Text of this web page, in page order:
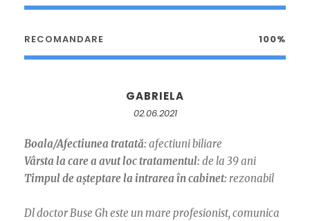
RECOMANDARE 100%
GABRIELA
02.06.2021
Boala/Afectiunea tratată: afectiuni biliare
Vârsta la care a avut loc tratamentul: de la 39 ani
Timpul de așteptare la intrarea în cabinet: rezonabil
Dl doctor Buse Gh este un mare profesionist, comunica